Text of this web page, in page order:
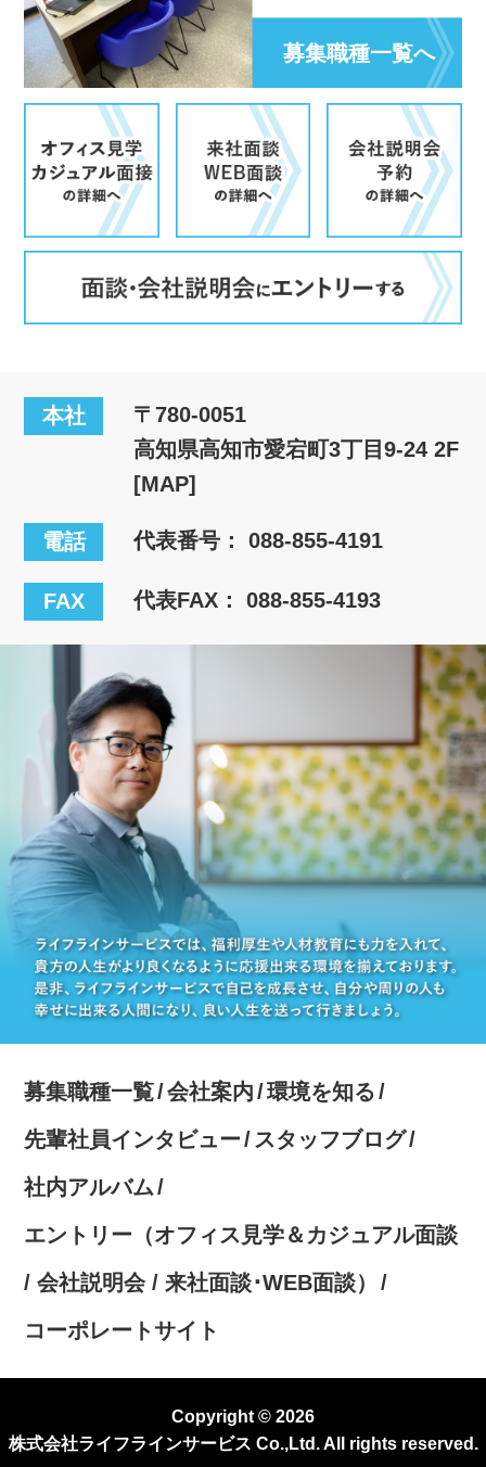
募集職種一覧へ
本社
〒780-0051
高知県高知市愛宕町3丁目9-24 2F
[MAP]
電話 代表番号：088-855-4191
FAX 代表FAX： 088-855-4193
募集職種一覧 会社案内
環境を知る
先輩社員インタビュー
スタッフブログ
社内アルバム
エントリー（オフィス見学＆カジュアル面談
/ 会社説明会 / 来社面談･WEB面談）
コーポレートサイト
Copyright © 2026
株式会社ライフラインサービス Co.,Ltd. All rights reserved.